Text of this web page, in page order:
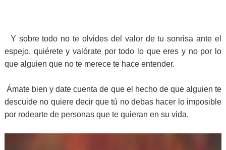
Y sobre todo no te olvides del valor de tu sonrisa ante el
espejo, quiérete y valórate por todo lo que eres y no por lo
que alguien que no te merece te hace entender.
Ámate bien y date cuenta de que el hecho de que alguien te
descuide no quiere decir que tú no debas hacer lo imposible
por rodearte de personas que te quieran en su vida.